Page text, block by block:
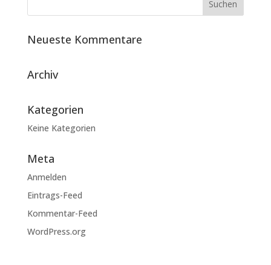
Neueste Kommentare
Archiv
Kategorien
Keine Kategorien
Meta
Anmelden
Eintrags-Feed
Kommentar-Feed
WordPress.org